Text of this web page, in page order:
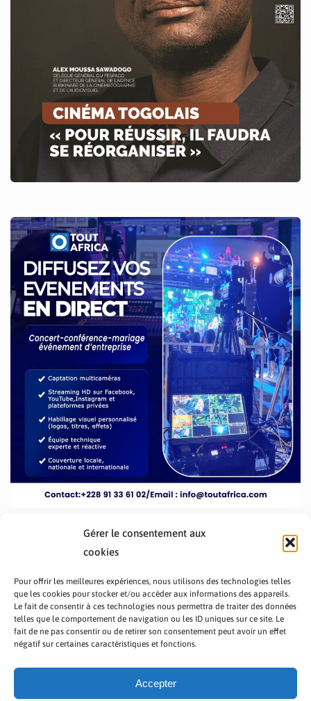
Gérer le consentement aux
cookies
Pour offrir les meilleures expériences, nous utilisons des technologies telles
que les cookies pour stocker et/ou accéder aux informations des appareils.
Le fait de consentir à ces technologies nous permettra de traiter des données
telles que le comportement de navigation ou les ID uniques sur ce site. Le
fait de ne pas consentir ou de retirer son consentement peut avoir un effet
négatif sur certaines caractéristiques et fonctions.
Accepter
PRÉSENTATION TOUTAFRICA
A PROPOS